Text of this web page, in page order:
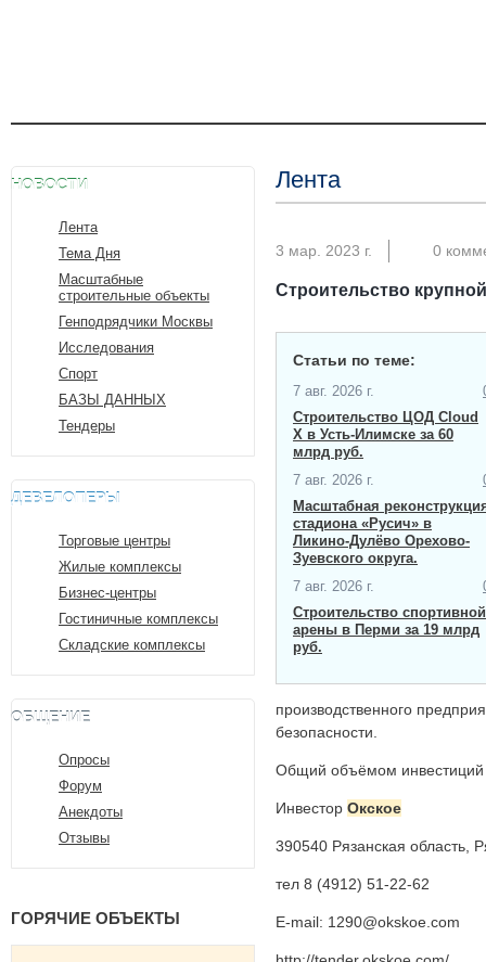
НОВОСТИ
Лента
Тема Дня
Масштабные
строительные объекты
Генподрядчики Москвы
Исследования
Спорт
БАЗЫ ДАННЫХ
Тендеры
ДЕВЕЛОПЕРЫ
Торговые центры
Жилые комплексы
Бизнес-центры
Гостиничные комплексы
Складские комплексы
ОБЩЕНИЕ
Опросы
Форум
Анекдоты
Отзывы
ГОРЯЧИЕ ОБЪЕКТЫ
Лента
3 мар. 2023 г. 0
Строительство
Статьи по теме:
7 авг. 2026 г.
Строительство ЦОД Cloud
X в Усть-Илимске за 60
млрд руб.
7 авг. 2026 г.
Масштабная
стадиона «Русич» в
Ликино-Дулёво Орехово-
Зуевского округа.
7 авг. 2026 г.
Строительство спортивной
арены в Перми за 19 млрд
руб.
производственного
безопасности.
Общий объёмом инвестиций
Инвестор Окское
390540 Рязанская область,
тел 8 (4912) 51-22-62
E-mail: 1290@okskoe.com